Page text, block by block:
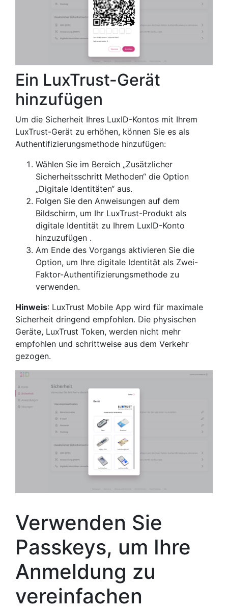
Ein LuxTrust-Gerät
hinzufügen
Um die Sicherheit Ihres LuxID-Kontos mit Ihrem
LuxTrust-Gerät zu erhöhen, können Sie es als
Authentifizierungsmethode hinzufügen:
Wählen Sie im Bereich „Zusätzlicher
Sicherheitsschritt Methoden“ die Option
„Digitale Identitäten“ aus.
Folgen Sie den Anweisungen auf dem
Bildschirm, um Ihr LuxTrust-Produkt als
digitale Identität zu Ihrem LuxID-Konto
hinzuzufügen .
Am Ende des Vorgangs aktivieren Sie die
Option, um Ihre digitale Identität als Zwei-
Faktor-Authentifizierungsmethode zu
verwenden.
Hinweis: LuxTrust Mobile App wird für maximale
Sicherheit dringend empfohlen. Die physischen
Geräte, LuxTrust Token, werden nicht mehr
empfohlen und schrittweise aus dem Verkehr
gezogen.
Verwenden Sie
Passkeys, um Ihre
Anmeldung zu
vereinfachen